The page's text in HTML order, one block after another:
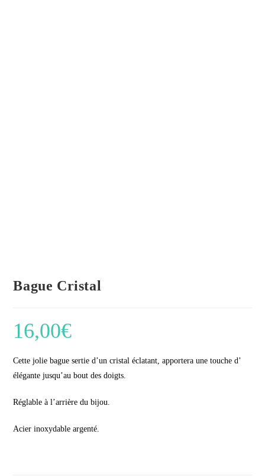
Bague Cristal
16,00€
Cette jolie bague sertie d’un cristal éclatant, apportera une touche d’
élégante jusqu’au bout des doigts.
Réglable à l’arrière du bijou.
Acier inoxydable argenté.